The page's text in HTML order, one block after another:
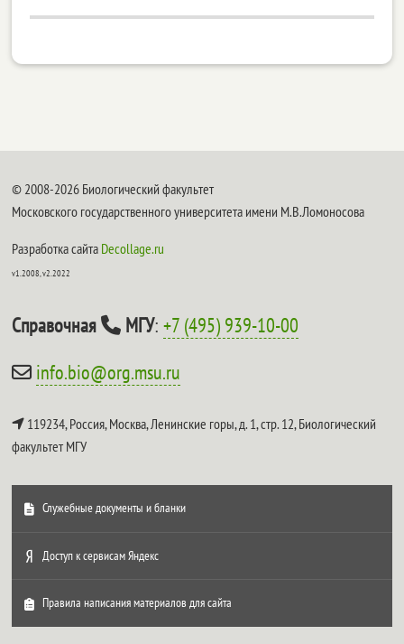
© 2008-2026 Биологический факультет
Московского государственного университета имени М.В.Ломоносова
Разработка сайта Decollage.ru
v1.2008, v2.2022
Справочная МГУ:+7 (495) 939-10-00
info.bio@org.msu.ru
119234, Россия, Москва, Ленинские горы, д. 1, стр. 12,Биологический
факультет МГУ
Служебные документы и бланки
Доступ к сервисам Яндекс
Правила написания материалов для сайта